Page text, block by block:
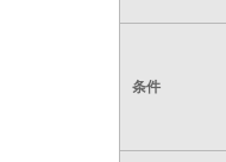
条件